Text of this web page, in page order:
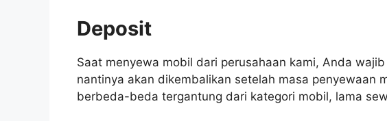
Deposit
Saat menyewa mobil dari perusahaan kami, Anda
nantinya akan dikembalikan setelah masa penyewaan
berbeda-beda tergantung dari kategori mobil, lama